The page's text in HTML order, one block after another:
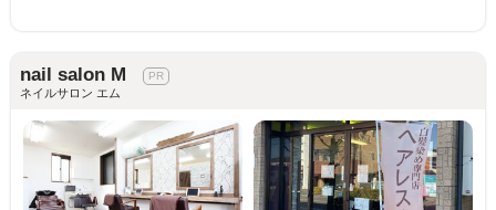
nail salon M
ネイルサロン エム